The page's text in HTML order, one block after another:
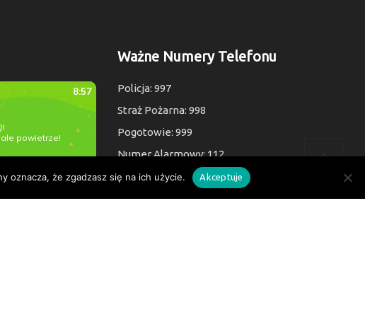
Ważne Numery Telefonu
Policja: 997
Straż Pożarna: 998
Pogotowie: 999
Numer Alarmowy: 112
oznacza, że zgadzasz się na ich użycie. Akceptuje